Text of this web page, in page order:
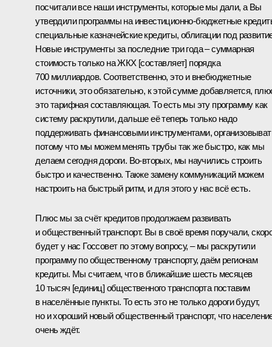
посчитали все наши инструменты, которые мы дали, а Вы
утвердили программы на инвестиционно-бюджетные
специальные казначейские кредиты, облигации под
Новые инструменты за последние три года – суммарная
стоимость только на ЖКХ [составляет] порядка
700 миллиардов. Соответственно, это и внебюджетные
источники, это обязательно, к этой сумме добавляется,
это тарифная составляющая. То есть мы эту программу как
систему раскрутили, дальше её теперь только надо
поддерживать финансовыми инструментами,
потому что мы можем менять трубы так же быстро, как мы
делаем сегодня дороги. Во-вторых, мы научились строить
быстро и качественно. Также замену коммуникаций можем
настроить на быстрый ритм, и для этого у нас всё есть.
Плюс мы за счёт кредитов продолжаем развивать
и общественный транспорт. Вы в своё время поручали,
будет у нас Госсовет по этому вопросу, – мы раскрутили
программу по общественному транспорту, даём регионам
кредиты. Мы считаем, что в ближайшие шесть месяцев
10 тысяч [единиц] общественного транспорта поставим
в населённые пункты. То есть это не только дороги будут,
но и хороший новый общественный транспорт, что
очень ждёт.